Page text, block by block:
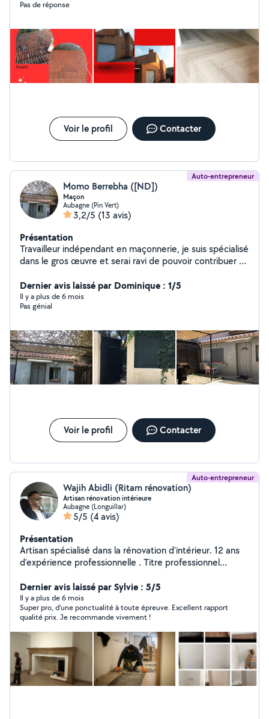
Pas de réponse
Voir le profil Contacter
Auto-entrepreneur
Momo Berrebha ([ND])
Maçon
Aubagne (Pin Vert)
3,2/5 (13 avis)
Présentation
Travailleur indépendant en maçonnerie, je suis spécialisé
dans le gros œuvre et serai ravi de pouvoir contribuer a
Dernier avis laissé par Dominique : 1/5
Il y a plus de 6 mois
Pas génial
Voir le profil Contacter
Auto-entrepreneur
Wajih Abidli (Ritam rénovation)
Artisan rénovation intérieure
Aubagne (Longuillar)
5/5 (4 avis)
Présentation
Artisan spécialisé dans la rénovation d'intérieur. 12 ans
d'expérience professionnelle . Titre professionnel
travaux de peinture enduit placo électricité plomberie
carrelage faïence... propose des prix défiant toutes
concurrence et garantie un travail de qualité. 7 53 58 56
65
Dernier avis laissé par Sylvie : 5/5
Il y a plus de 6 mois
Super pro, d'une ponctualité à toute épreuve. Excellent rapport
qualité prix. Je recommande vivement !